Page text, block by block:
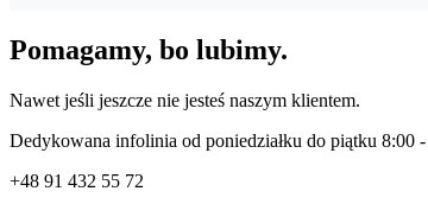
Pomagamy, bo lubimy.
Nawet jeśli jeszcze nie jesteś naszym klientem.
Dedykowana infolinia od poniedziałku do piątku 8:00
+48 91 432 55 72